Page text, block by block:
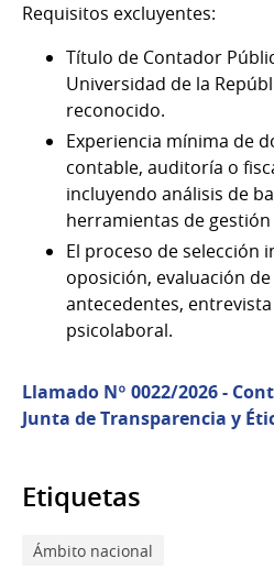
Requisitos excluyentes:
Título de Contador
Universidad de la
reconocido.
Experiencia mínima de
contable, auditoría o
incluyendo análisis de
herramientas de
El proceso de selección
oposición, evaluación
antecedentes,
psicolaboral.
Llamado Nº 0022/2026 -
Junta de Transparencia y
Etiquetas
Ámbito nacional